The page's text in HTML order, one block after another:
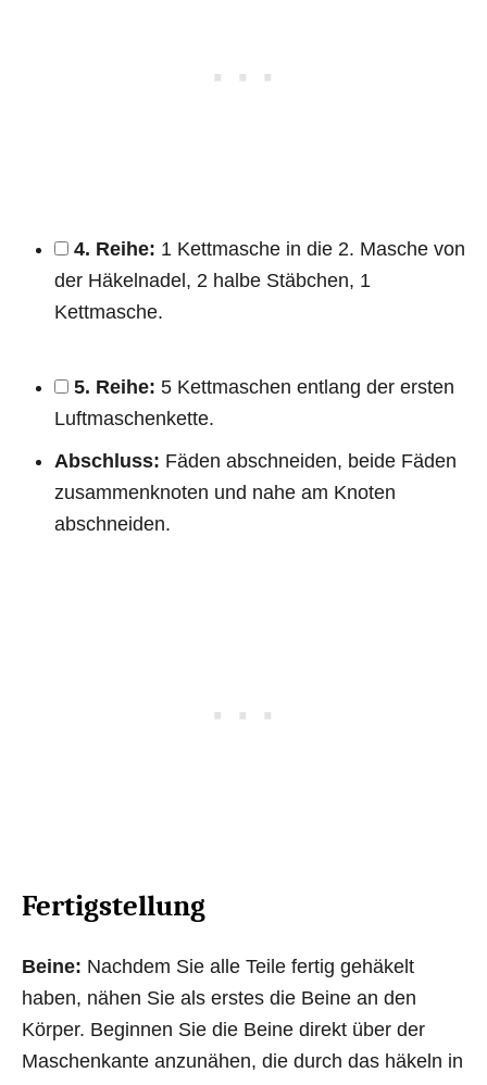
4. Reihe: 1 Kettmasche in die 2. Masche von
der Häkelnadel, 2 halbe Stäbchen, 1
Kettmasche.
5. Reihe: 5 Kettmaschen entlang der ersten
Luftmaschenkette.
Abschluss: Fäden abschneiden, beide Fäden
zusammenknoten und nahe am Knoten
abschneiden.
Fertigstellung
Beine: Nachdem Sie alle Teile fertig gehäkelt
haben, nähen Sie als erstes die Beine an den
Körper. Beginnen Sie die Beine direkt über der
Maschenkante anzunähen, die durch das häkeln in